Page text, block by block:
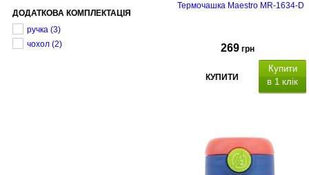
ДОДАТКОВА КОМПЛЕКТАЦІЯ
ручка (3)
чохол (2)
Термочашка Maestro MR-1634-D
269 грн
КУПИТИ
Купити
в 1 клік